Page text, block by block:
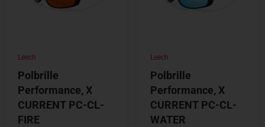
Leech
Polbrille
Performance, X
CURRENT PC-CL-
FIRE
Leech
Polbrille
Performance, X
CURRENT PC-CL-
WATER